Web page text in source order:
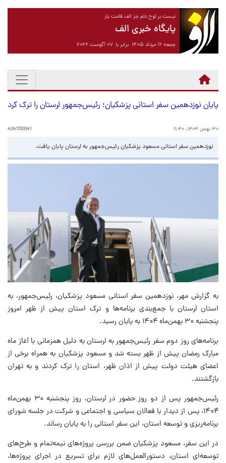
نیست بر لوح دلم جز الف قامت یار
پایگاه خبری الف
جمعه ۱۶ مرداد ۱۴۰۵ برابر با ۰۷ آگوست ۲۰۲۶
پایان نوزدهمین سفر استانی پزشکیان؛ رئیس‌جمهور لرستان را ترک کرد
۳۰ بهمن ۱۴۰۴، ۱۱:۴۰ 4041130041
نوزدهمین سفر استانی مسعود پزشکیان رئیس‌جمهور به لرستان پایان یافت.
به گزارش مهر، نوزدهمین سفر استانی مسعود پزشکیان، رئیس‌جمهور، به
استان لرستان با جمع‌بندی برنامه‌ها و ترک استان پیش از ظهر امروز
پنجشنبه ۳۰ بهمن‌ماه ۱۴۰۴ به پایان رسید.
برنامه‌های روز دوم سفر رئیس‌جمهور به لرستان به دلیل همزمانی با آغاز ماه
مبارک رمضان پیش از ظهر بسته شد و مسعود پزشکیان به همراه برخی از
اعضای هیئت دولت پیش از اذان ظهر، استان را ترک کردند و به تهران
بازگشتند.
رئیس‌جمهور پس از دو روز حضور در لرستان، روز پنجشنبه ۳۰ بهمن‌ماه
۱۴۰۴، پس از دیدار با فعالان سیاسی و اجتماعی و شرکت در جلسه شورای
برنامه‌ریزی و توسعه استان، این سفر استانی را به پایان رساند.
در این سفر، مسعود پزشکیان ضمن بررسی پروژه‌های نیمه‌تمام و طرح‌های
توسعه‌ای استان، دستورالعمل‌های لازم برای تسریع در اجرای پروژه‌ها،